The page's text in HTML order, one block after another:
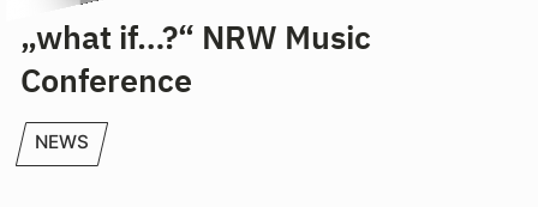
„what if…?“ NRW Music
Conference
NEWS